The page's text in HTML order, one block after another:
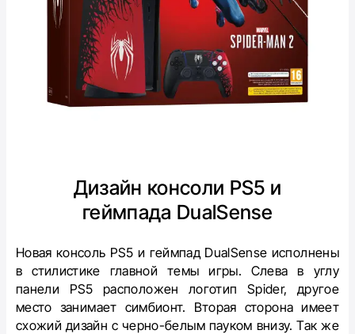
Дизайн консоли PS5 и
геймпада DualSense
Новая консоль PS5 и геймпад DualSense исполнены
в стилистике главной темы игры. Слева в углу
панели PS5 расположен логотип Spider, другое
место занимает симбионт. Вторая сторона имеет
схожий дизайн с черно-белым пауком внизу. Так же